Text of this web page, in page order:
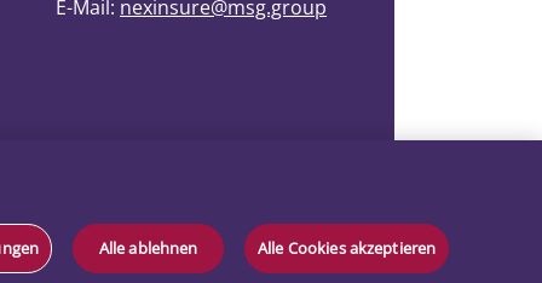
E-Mail: nexinsure@msg.group
Alle ablehnen Alle Cookies akzeptieren